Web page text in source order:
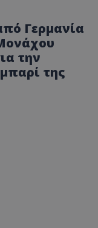
Γερμανία
την
της